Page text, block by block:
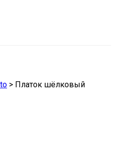
> Платок шёлковый